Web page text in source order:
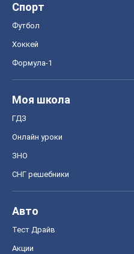
Спорт
Футбол
Хоккей
Формула-1
Моя школа
ГДЗ
Онлайн уроки
ЗНО
СНГ решебники
Авто
Тест Драйв
Акции